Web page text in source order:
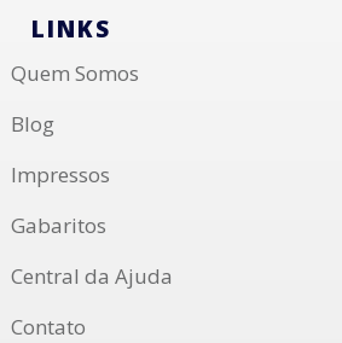
LINKS
Quem Somos
Blog
Impressos
Gabaritos
Central da Ajuda
Contato